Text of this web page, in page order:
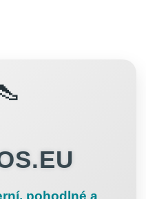
pohodlné a